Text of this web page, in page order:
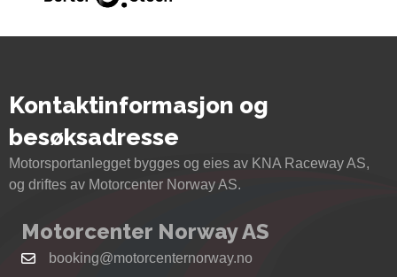
Kontaktinformasjon og
besøksadresse
Motorsportanlegget bygges og eies av KNA Raceway AS,
og driftes av Motorcenter Norway AS.
Motorcenter Norway AS
booking@motorcenternorway.no